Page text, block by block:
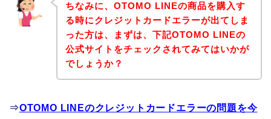
ちなみに、OTOMO LINEの商品を購入す
る時にクレジットカードエラーが出てしま
った方は、まずは、下記OTOMO LINEの
公式サイトをチェックされてみてはいかが
でしょうか？
⇒OTOMO LINEのクレジットカードエラーの問題を今